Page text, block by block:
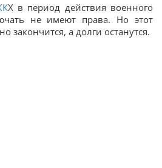
Х в период действия военного
не имеют права. Но этот
закончится, а долги останутся.